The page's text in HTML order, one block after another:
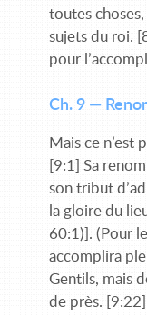
toutes
sujets du roi.
pour
Ch. 9 —
Mais ce n’est
[9:1] Sa
son tribut
la gloire du
60:1)]. (Pour
accomplira
Gentils, mais
de près. [9:22]